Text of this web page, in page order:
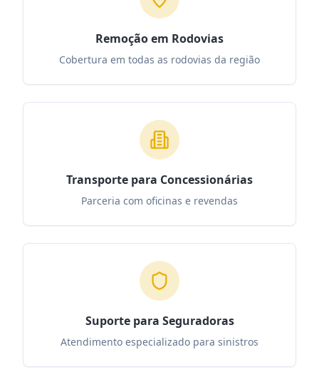
Remoção em Rodovias
Cobertura em todas as rodovias da região
Transporte para Concessionárias
Parceria com oficinas e revendas
Suporte para Seguradoras
Atendimento especializado para sinistros